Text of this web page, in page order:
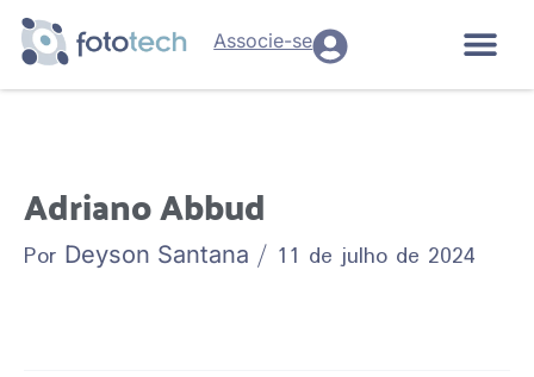
para
conteúdo
Associe-se
Adriano Abbud
Por Deyson Santana / 11 de julho de 2024